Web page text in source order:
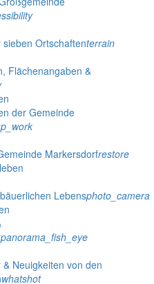
Ortschaftenterrain
Flächenangaben &
der Gemeinde
Markersdorfrestore
Lebensphoto_camera
panorama_fish_eye
Neuigkeiten von den
whatshot